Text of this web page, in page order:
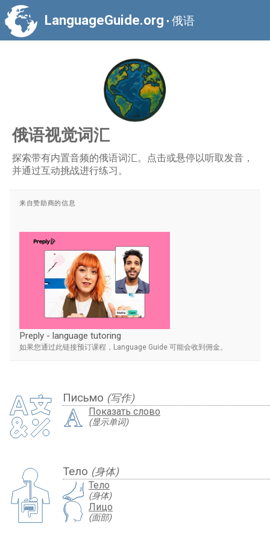
LanguageGuide.org • 俄语
俄语视觉词汇
探索带有内置音频的俄语词汇。点击或悬停以听取发音，
并通过互动挑战进行练习。
Письмо (写作)
Показать слово
(显示单词)
Тело (身体)
Тело
(身体)
Лицо
(面部)
来自赞助商的信息
Preply - language tutoring
如果您通过此链接预订课程，Language Guide 可能会收到佣金。